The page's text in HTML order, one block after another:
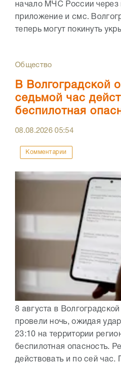
начало МЧС России через
приложение и смс.
теперь могут покинуть
Общество
В Волгоградской
седьмой час
беспилотная
08.08.202605:54
Комментарии
8 августа в
провели ночь, ожидая
23:10 на территории
беспилотная опасность.
действовать и по сей час.